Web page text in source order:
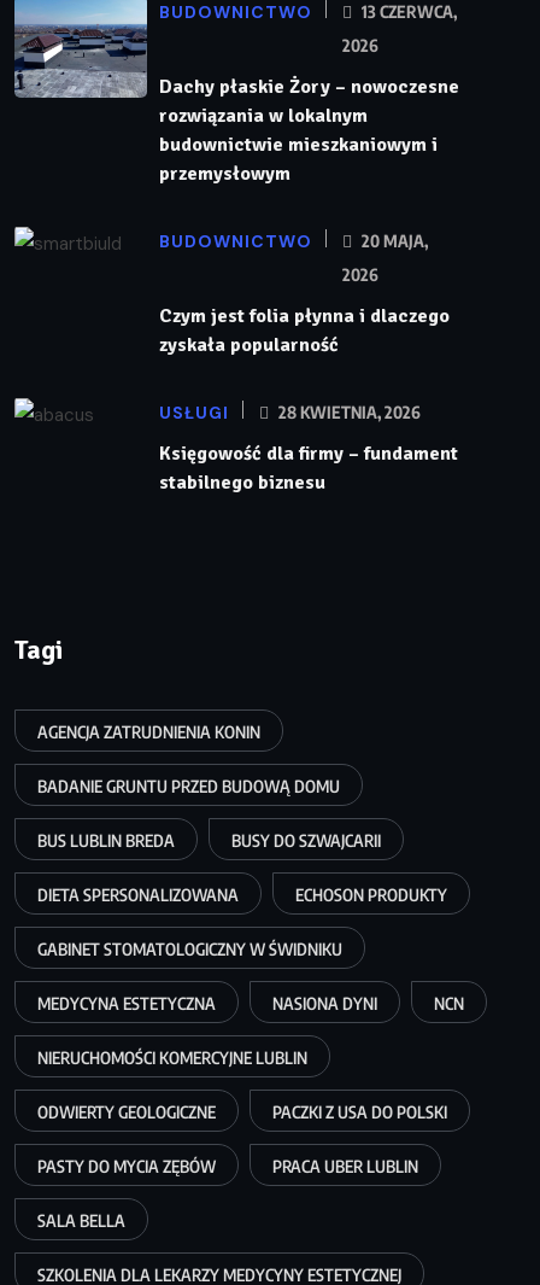
BUDOWNICTWO
13 CZERWCA,
2026
Dachy płaskie Żory – nowoczesne
rozwiązania w lokalnym
budownictwie mieszkaniowym i
przemysłowym
BUDOWNICTWO
20 MAJA,
2026
Czym jest folia płynna i dlaczego
zyskała popularność
USŁUGI 28 KWIETNIA, 2026
Księgowość dla firmy – fundament
stabilnego biznesu
Tagi
AGENCJA ZATRUDNIENIA KONIN
BADANIE GRUNTU PRZED BUDOWĄ DOMU
BUS LUBLIN BREDA BUSY DO SZWAJCARII
DIETA SPERSONALIZOWANA ECHOSON PRODUKTY
GABINET STOMATOLOGICZNY W ŚWIDNIKU
MEDYCYNA ESTETYCZNA NASIONA DYNI NCN
NIERUCHOMOŚCI KOMERCYJNE LUBLIN
ODWIERTY GEOLOGICZNE PACZKI Z USA DO POLSKI
PASTY DO MYCIA ZĘBÓW PRACA UBER LUBLIN
SALA BELLA
SZKOLENIA DLA LEKARZY MEDYCYNY ESTETYCZNEJ